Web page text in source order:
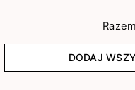
DODAJ